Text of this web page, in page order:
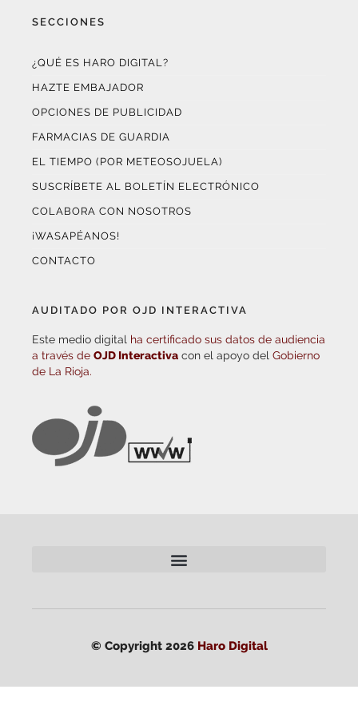
SECCIONES
¿QUÉ ES HARO DIGITAL?
HAZTE EMBAJADOR
OPCIONES DE PUBLICIDAD
FARMACIAS DE GUARDIA
EL TIEMPO (POR METEOSOJUELA)
SUSCRÍBETE AL BOLETÍN ELECTRÓNICO
COLABORA CON NOSOTROS
¡WASAPÉANOS!
CONTACTO
AUDITADO POR OJD INTERACTIVA
Este medio digital ha certificado sus datos de audiencia
a través de OJD Interactiva con el apoyo del Gobierno
de La Rioja.
© Copyright 2026 Haro Digital